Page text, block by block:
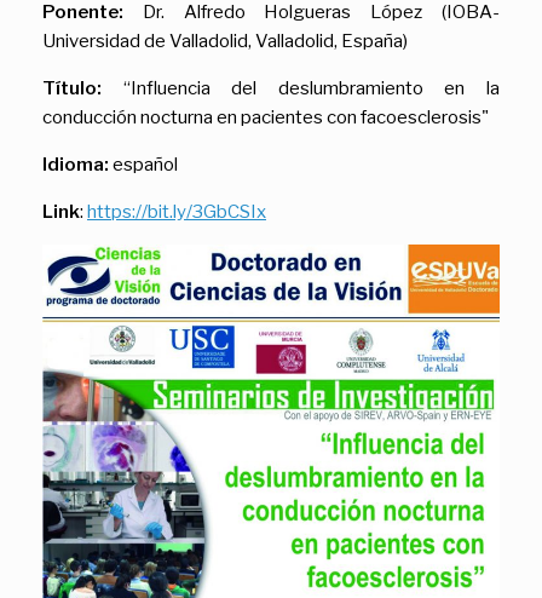
Ponente: Dr. Alfredo Holgueras López (IOBA-
Universidad de Valladolid, Valladolid, España)
Título: “Influencia del deslumbramiento en la
conducción nocturna en pacientes con facoesclerosis"
Idioma: español
Link: https://bit.ly/3GbCSIx